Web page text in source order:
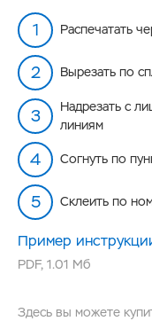
Распечатать
Вырезать по
Надрезать с
линиям
Согнуть по
Склеить по
Пример
PDF, 1.01 Мб
Здесь вы можете